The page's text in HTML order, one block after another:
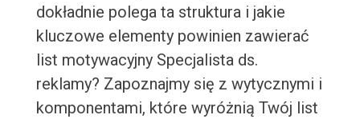
dokładnie polega ta struktura i jakie
kluczowe elementy powinien zawierać
list motywacyjny Specjalista ds.
reklamy? Zapoznajmy się z wytycznymi i
komponentami, które wyróżnią Twój list